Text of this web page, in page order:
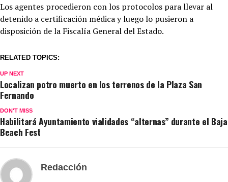
Los agentes procedieron con los protocolos para llevar al
detenido a certificación médica y luego lo pusieron a
disposición de la Fiscalía General del Estado.
RELATED TOPICS:
UP NEXT
Localizan potro muerto en los terrenos de la Plaza San
Fernando
DON'T MISS
Habilitará Ayuntamiento vialidades “alternas” durante el Baja
Beach Fest
Redacción